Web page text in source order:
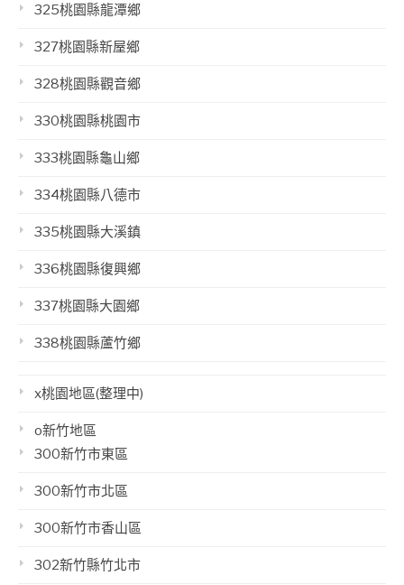
325桃園縣龍潭鄉
327桃園縣新屋鄉
328桃園縣觀音鄉
330桃園縣桃園市
333桃園縣龜山鄉
334桃園縣八德市
335桃園縣大溪鎮
336桃園縣復興鄉
337桃園縣大園鄉
338桃園縣蘆竹鄉
x桃園地區(整理中)
o新竹地區
300新竹市東區
300新竹市北區
300新竹市香山區
302新竹縣竹北市